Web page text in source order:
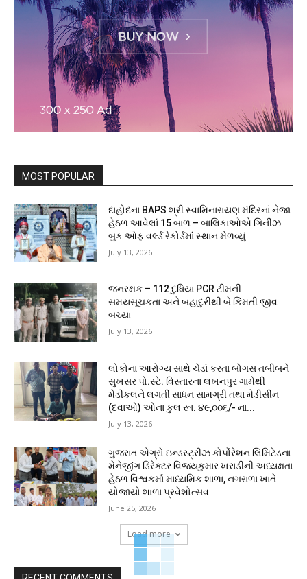
MOST POPULAR
દાહોદના BAPS શ્રી સ્વામિનારાયણ મંદિરનાં નેજા
હેઠળ આવેલાં 15 બાળ – બાલિકાઓએ ગિનીઝ
બુક ઓફ વર્લ્ડ રેકોર્ડમાં સ્થાન મેળવ્યું
July 13, 2026
જનરક્ષક – 112 દુધિયા PCR ટીમની
સમયસૂચકતા અને બહાદુરીથી બે કિંમતી જીવ
બચ્યા
July 13, 2026
લોકોના આરોગ્ય સાથે ચેડાં કરતા બોગસ તબીબને
સુખસર પો.સ્ટે. વિસ્તારના લખનપુર ગામેથી
મેડીકલને લગતી સાધન સામગ્રી તથા મેડીસીન
(દવાઓ) ઓના કુલ રૂા. ૪૯,૦૦૬/- ના...
July 13, 2026
ગુજરાત એગ્રો ઇન્ડસ્ટ્રીઝ કોર્પોરેશન લિમિટેડના
મેનેજીંગ ડિરેક્ટર વિજયકુમાર ખરાડીની અધ્યક્ષતા
હેઠળ વિશ્વકર્મા માધ્યમિક શાળા, નગરાળા ખાતે
યોજાયો શાળા પ્રવેશોત્સવ
June 25, 2026
Load more